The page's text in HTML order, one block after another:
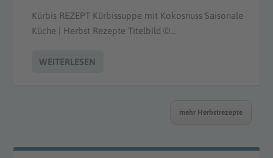
Kürbis REZEPT Kürbissuppe mit Kokosnuss Saisonale
Küche | Herbst Rezepte Titelbild ©...
WEITERLESEN
mehr Herbstrezepte